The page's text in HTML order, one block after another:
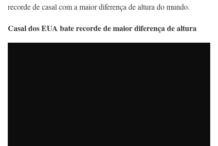
recorde de casal com a maior diferença de altura do mundo.
Casal dos EUA bate recorde de maior diferença de altura